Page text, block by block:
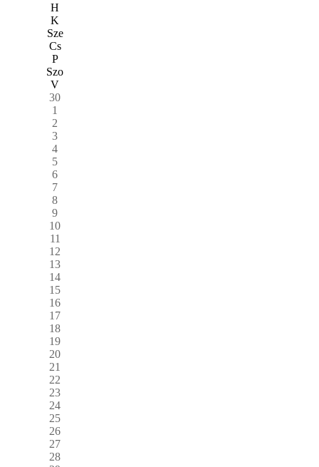
H
K
Sze
Cs
P
Szo
V
30
1
2
3
4
5
6
7
8
9
10
11
12
13
14
15
16
17
18
19
20
21
22
23
24
25
26
27
28